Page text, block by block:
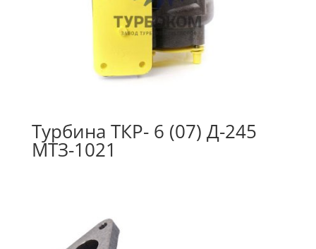
Турбина ТКР- 6 (07) Д-245
МТЗ-1021